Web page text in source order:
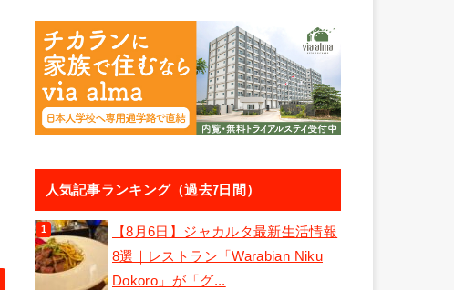
人気記事ランキング（過去7日間）
【8月6日】ジャカルタ最新生活情報
8選｜レストラン「Warabian Niku
Dokoro」が「グ...